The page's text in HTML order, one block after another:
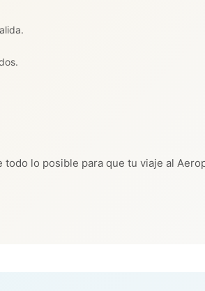
lo posible para que tu viaje al